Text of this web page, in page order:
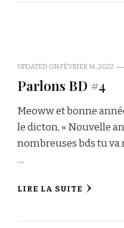
UPDATED ONFÉVRIER 14, 2022
Parlons BD #4
Meoww et bonne
le dicton, « Nouvelle
nombreuses bds tu va
…
LIRE LA SUITE